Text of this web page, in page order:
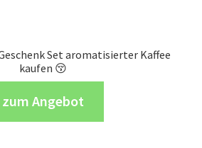
Set aromatisierter Kaffee
kaufen 😚
zum Angebot